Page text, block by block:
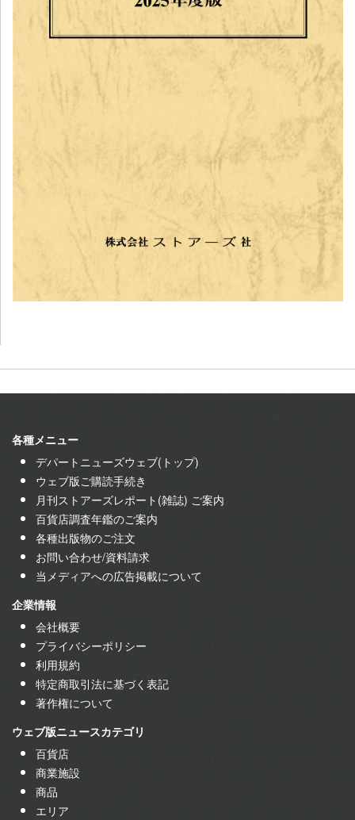
各種メニュー
デパートニューズウェブ(トップ)
ウェブ版ご購読手続き
月刊ストアーズレポート(雑誌) ご案内
百貨店調査年鑑のご案内
各種出版物のご注文
お問い合わせ/資料請求
当メディアへの広告掲載について
企業情報
会社概要
プライバシーポリシー
利用規約
特定商取引法に基づく表記
著作権について
ウェブ版ニュースカテゴリ
百貨店
商業施設
商品
エリア